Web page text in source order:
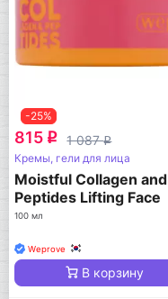
-25%
815 q 1 087q
Кремы, гели для лица
Moistful Collagen and
Peptides Lifting Face
Cream
100 мл
Weprove
В корзину